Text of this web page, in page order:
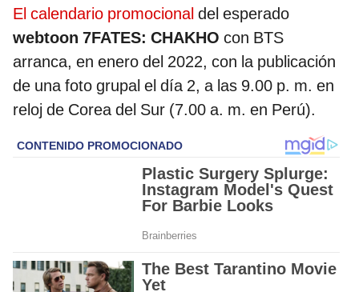
El calendario promocional del esperado
webtoon 7FATES: CHAKHO con BTS
arranca, en enero del 2022, con la publicación
de una foto grupal el día 2, a las 9.00 p. m. en
reloj de Corea del Sur (7.00 a. m. en Perú).